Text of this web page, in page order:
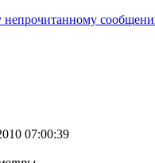
непрочитанному
07:00:39